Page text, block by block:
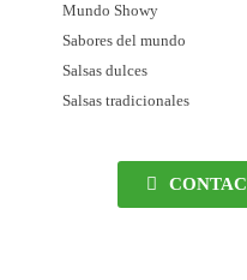
Mundo Showy
Sabores del mundo
Salsas dulces
Salsas tradicionales